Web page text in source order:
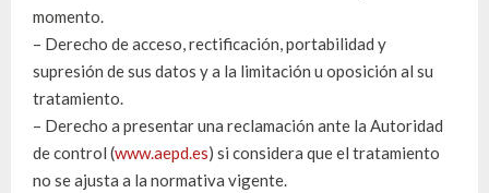
momento.
– Derecho de acceso, rectificación, portabilidad y
supresión de sus datos y a la limitación u oposición al su
tratamiento.
– Derecho a presentar una reclamación ante la Autoridad
de control (www.aepd.es) si considera que el tratamiento
no se ajusta a la normativa vigente.